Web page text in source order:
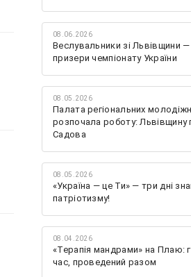
08.06.2026
Веслувальники зі Львівщини
призери чемпіонату України
08.05.2026
Палата регіональних
розпочала роботу: Львівщину
Садова
08.05.2026
«Україна — це Ти» — три дні
патріотизму!
08.04.2026
«Терапія мандрами» на Плаю:
час, проведений разом